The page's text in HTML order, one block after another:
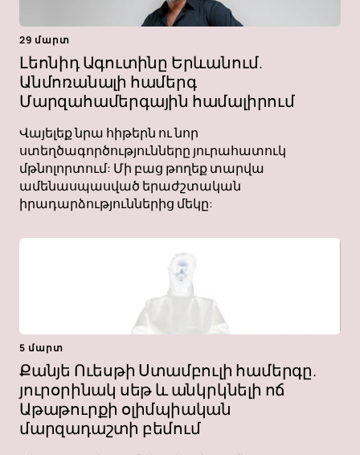
29 մարտ
Լեոնիդ Ագուտինը Երևանում.
Անմոռանալի համերգ
Մարզահամերգային համալիրում
Վայելեք նրա հիթերն ու նոր
ստեղծագործությունները յուրահատուկ
մթնոլորտում: Մի բաց թողեք տարվա
ամենասպասված երաժշտական ​​
իրադարձություններից մեկը:
5 մարտ
Քանյե Ուեսթի Ստամբուլի համերգը.
յուրօրինակ սեթ և անկրկնելի ոճ
Աթաթուրքի օլիմպիական
մարզադաշտի բեմում